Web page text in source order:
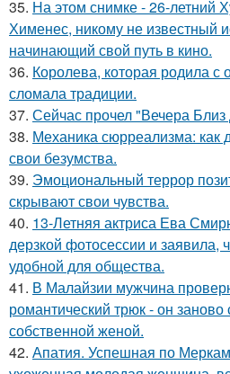
35. На этом снимке - 26-летний
Хименес, никому не известный
начинающий свой путь в кино.
36. Королева, которая родила с
сломала традиции.
37. Сейчас прочел "Вечера Близ
38. Механика сюрреализма: как
свои безумства.
39. Эмоциональный террор
скрывают свои чувства.
40. 13-Летняя актриса Ева
дерзкой фотосессии и заявила,
удобной для общества.
41. В Малайзии мужчина
романтический трюк - он заново
собственной женой.
42. Апатия. Успешная по